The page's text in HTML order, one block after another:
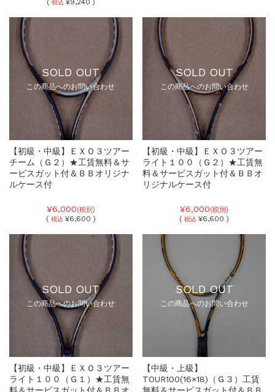
( 税込 ¥9,240 )
SOLD OUT
この商品へのお問い合わせ
【初級・中級】ＥＸＯ３ツアー
チーム（Ｇ２）★工賃無料＆サ
ービスガット付＆ＢＢオリジナ
ルケース付
¥6,000(税別)
( 税込 ¥6,600 )
SOLD OUT
この商品へのお問い合わせ
【初級・中級】ＥＸＯ３ツアー
ライト１００（Ｇ２）★工賃無
料＆サービスガット付＆ＢＢオ
リジナルケース付
¥6,000(税別)
(税込 ¥6,600 )
SOLD OUT
この商品へのお問い合わせ
【初級・中級】ＥＸＯ３ツアー
ライト１００（Ｇ１）★工賃無
SOLD OUT
この商品へのお問い合わせ
【中級・上級】
TOUR100(16×18)（Ｇ３）工賃